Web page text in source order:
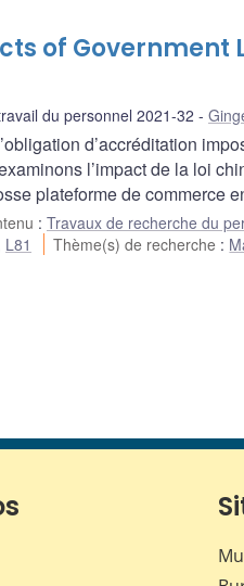
of
du personnel 2021-32
d’accréditation
l’impact de la loi
plateforme de commerce
: Travaux de recherche du
L81 Thème(s) de recherche :